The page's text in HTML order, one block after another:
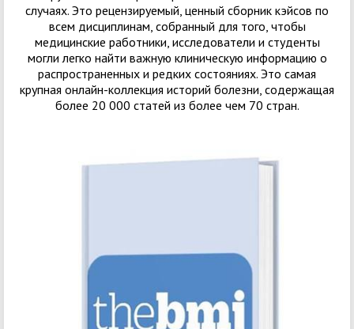
случаях. Это рецензируемый, ценный сборник кэйсов по
всем дисциплинам, собранный для того, чтобы
медицинские работники, исследователи и студенты
могли легко найти важную клиническую информацию о
распространенных и редких состояниях. Это самая
крупная онлайн-коллекция историй болезни, содержащая
более 20 000 статей из более чем 70 стран.